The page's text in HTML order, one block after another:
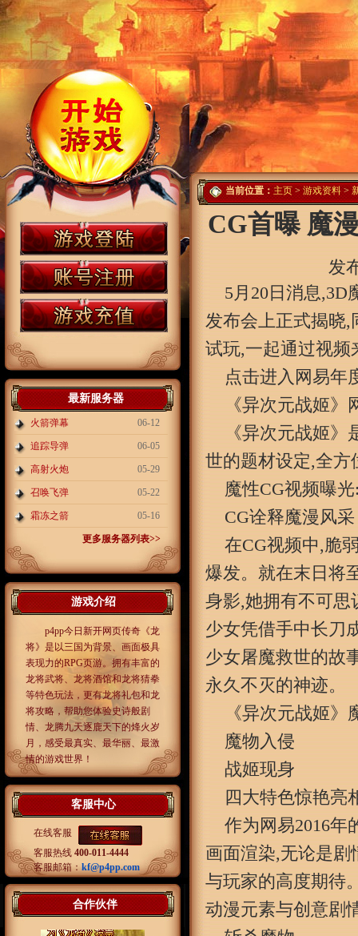
最新服务器
06-12
火箭弹幕
06-05
追踪导弹
05-29
高射火炮
05-22
召唤飞弹
05-16
霜冻之箭
更多服务器列表>>
游戏介绍
p4pp今日新开网页传奇《龙
将》是以三国为背景、画面极具
表现力的RPG页游。拥有丰富的
龙将武将、龙将酒馆和龙将猜拳
等特色玩法，更有龙将礼包和龙
将攻略，帮助您体验史诗般剧
情、龙腾九天逐鹿天下的烽火岁
月，感受最真实、最华丽、最激
情的游戏世界！
客服中心
在线客服
客服热线 400-011-4444
客服邮箱：kf@p4pp.com
合作伙伴
当前位置：主页>游戏资料>
CG首曝 魔
发
5月20日消息,3D
发布会上正式揭晓,
试玩,一起通过视频
点击进入网易年
《异次元战姬》
《异次元战姬
世的题材设定,全方
魔性CG视频曝光
CG诠释魔漫风
在CG视频中,脆
爆发。就在末日将
身影,她拥有不可思
少女凭借手中长刀
少女屠魔救世的故
永久不灭的神迹。
《异次元战姬》
魔物入侵
战姬现身
四大特色惊艳亮
作为网易2016年
画面渲染,无论是
与玩家的高度期待
动漫元素与创意剧